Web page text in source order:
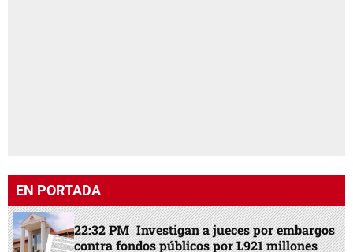
EN PORTADA
22:32 PM Investigan a jueces por embargos
contra fondos públicos por L921 millones